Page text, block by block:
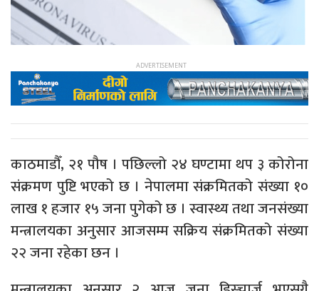
काठमाडौँ, २१ पौष । पछिल्लो २४ घण्टामा थप ३ कोरोना
संक्रमण पुष्टि भएको छ । नेपालमा संक्रमितको संख्या १०
लाख १ हजार १५ जना पुगेको छ । स्वास्थ्य तथा जनसंख्या
मन्त्रालयका अनुसार आजसम्म सक्रिय संक्रमितको संख्या
२२ जना रहेका छन ।